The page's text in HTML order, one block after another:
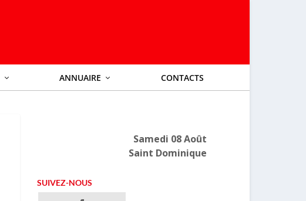
ANNUAIRE CONTACTS
Samedi 08 Août
Saint Dominique
SUIVEZ-NOUS